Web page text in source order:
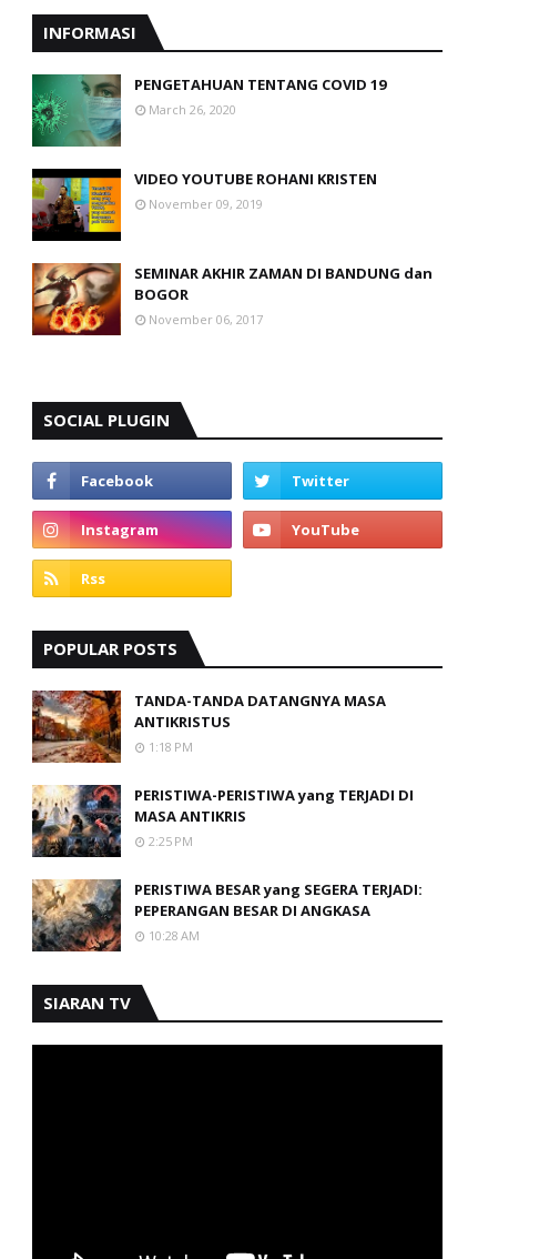
INFORMASI
PENGETAHUAN TENTANG COVID 19
March 26, 2020
VIDEO YOUTUBE ROHANI KRISTEN
November 09, 2019
SEMINAR AKHIR ZAMAN DI BANDUNG dan
BOGOR
November 06, 2017
SOCIAL PLUGIN
POPULAR POSTS
TANDA-TANDA DATANGNYA MASA
ANTIKRISTUS
1:18 PM
PERISTIWA-PERISTIWA yang TERJADI DI
MASA ANTIKRIS
2:25 PM
PERISTIWA BESAR yang SEGERA TERJADI:
PEPERANGAN BESAR DI ANGKASA
10:28 AM
SIARAN TV